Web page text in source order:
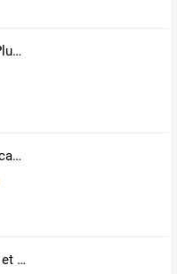
Le blog de Porte-Plume
Le blog de scrapacampans
Le blog de lezarts et les mots